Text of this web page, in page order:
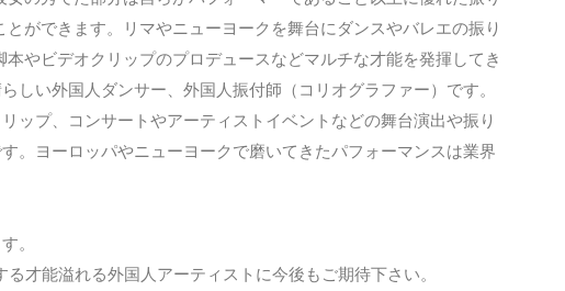
とができます。リマやニューヨークを舞台にダンスやバレエの振り
本やビデオクリップのプロデュースなどマルチな才能を発揮してき
しい外国人ダンサー、外国人振付師（コリオグラファー）です。
ップ、コンサートやアーティストイベントなどの舞台演出や振り
。ヨーロッパやニューヨークで磨いてきたパフォーマンスは業界
。
才能溢れる外国人アーティストに今後もご期待下さい。